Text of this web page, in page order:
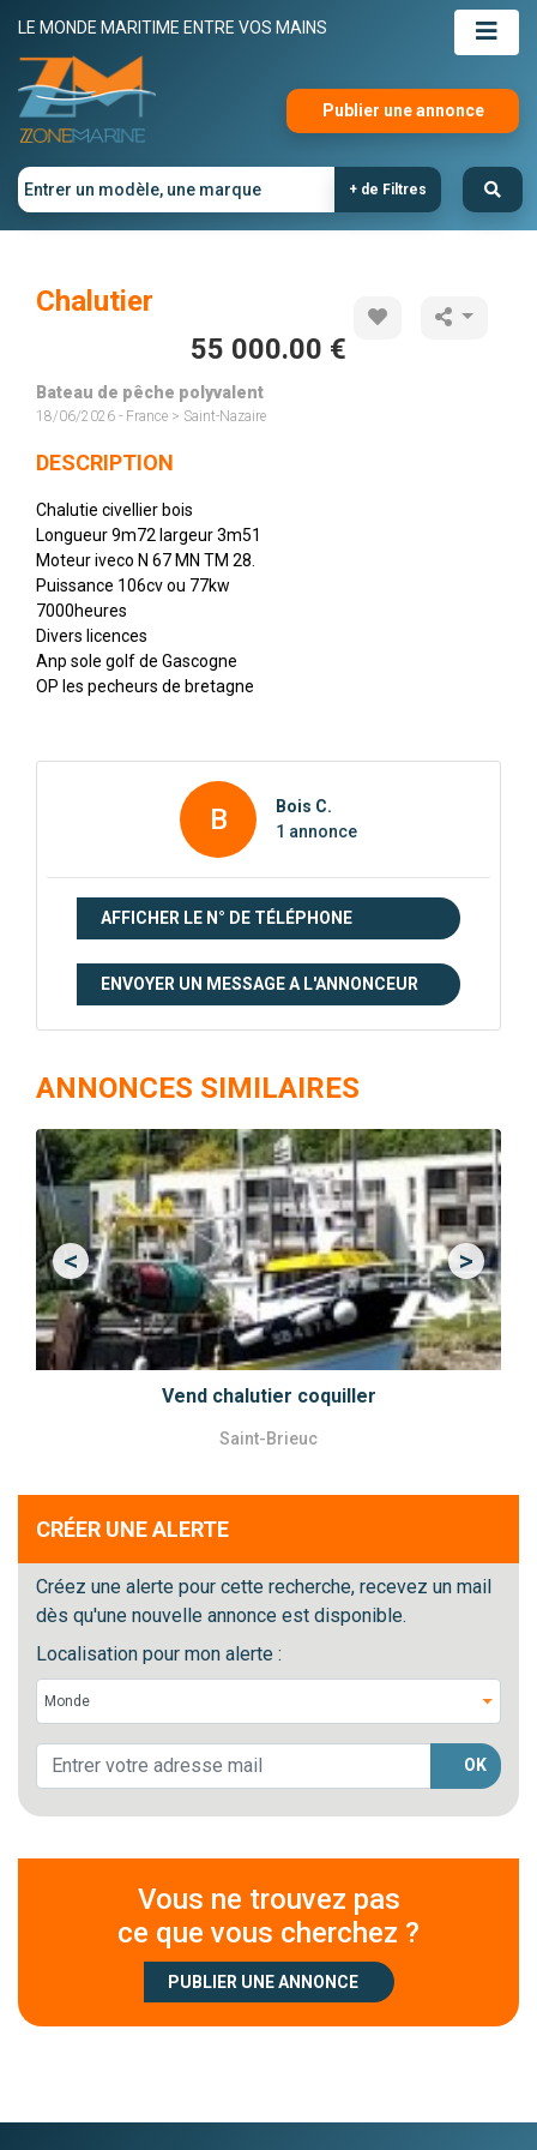
LE MONDE MARITIME ENTRE VOS MAINS
Publier une annonce
+ de Filtres
Chalutier
55 000.00 €
Bateau de pêche polyvalent
18/06/2026 - France > Saint-Nazaire
DESCRIPTION
Chalutie civellier bois
Longueur 9m72 largeur 3m51
Moteur iveco N 67 MN TM 28.
Puissance 106cv ou 77kw
7000heures
Divers licences
Anp sole golf de Gascogne
OP les pecheurs de bretagne
B
Bois C.
1 annonce
AFFICHER LE N° DE TÉLÉPHONE
ENVOYER UN MESSAGE A L'ANNONCEUR
ANNONCES SIMILAIRES
Vend chalutier coquiller
Saint-Brieuc
<Previous >Next
CRÉER UNE ALERTE
Créez une alerte pour cette recherche, recevez un mail
dès qu'une nouvelle annonce est disponible.
Localisation pour mon alerte :
OK
Vous ne trouvez pas
ce que vous cherchez ?
PUBLIER UNE ANNONCE